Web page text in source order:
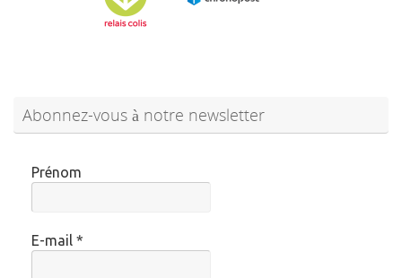
Abonnez-vous à notre newsletter
Prénom
E-mail *